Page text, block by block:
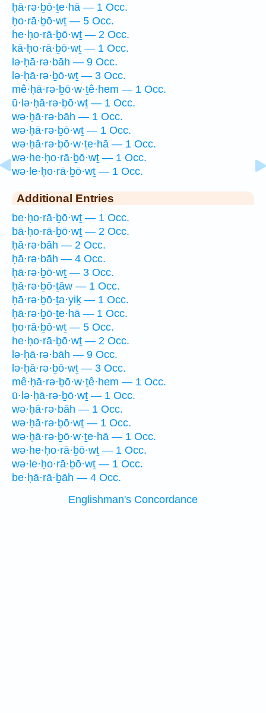
ḥā·rə·ḇō·ṯe·hā — 1 Occ.
ḥo·rā·ḇō·wṯ — 5 Occ.
he·ḥo·rā·ḇō·wṯ — 2 Occ.
kā·ḥo·rā·ḇō·wṯ — 1 Occ.
lə·ḥā·rə·bāh — 9 Occ.
lə·ḥā·rə·ḇō·wṯ — 3 Occ.
mê·ḥā·rə·ḇō·w·ṯê·hem — 1 Occ.
ū·lə·ḥā·rə·ḇō·wṯ — 1 Occ.
wə·ḥā·rə·bāh — 1 Occ.
wə·ḥā·rə·ḇō·wṯ — 1 Occ.
wə·ḥā·rə·ḇō·w·ṯe·hā — 1 Occ.
wə·he·ḥo·rā·ḇō·wṯ — 1 Occ.
wə·le·ḥo·rā·ḇō·wṯ — 1 Occ.
Additional Entries
be·ḥo·rā·ḇō·wṯ — 1 Occ.
bā·ḥo·rā·ḇō·wṯ — 2 Occ.
ḥā·rə·bāh — 2 Occ.
ḥā·rə·bāh — 4 Occ.
ḥā·rə·ḇō·wṯ — 3 Occ.
ḥā·rə·ḇō·ṯāw — 1 Occ.
ḥā·rə·ḇō·ṯa·yiḵ — 1 Occ.
ḥā·rə·ḇō·ṯe·hā — 1 Occ.
ḥo·rā·ḇō·wṯ — 5 Occ.
he·ḥo·rā·ḇō·wṯ — 2 Occ.
lə·ḥā·rə·bāh — 9 Occ.
lə·ḥā·rə·ḇō·wṯ — 3 Occ.
mê·ḥā·rə·ḇō·w·ṯê·hem — 1 Occ.
ū·lə·ḥā·rə·ḇō·wṯ — 1 Occ.
wə·ḥā·rə·bāh — 1 Occ.
wə·ḥā·rə·ḇō·wṯ — 1 Occ.
wə·ḥā·rə·ḇō·w·ṯe·hā — 1 Occ.
wə·he·ḥo·rā·ḇō·wṯ — 1 Occ.
wə·le·ḥo·rā·ḇō·wṯ — 1 Occ.
be·ḥā·rā·ḇāh — 4 Occ.
Englishman's Concordance